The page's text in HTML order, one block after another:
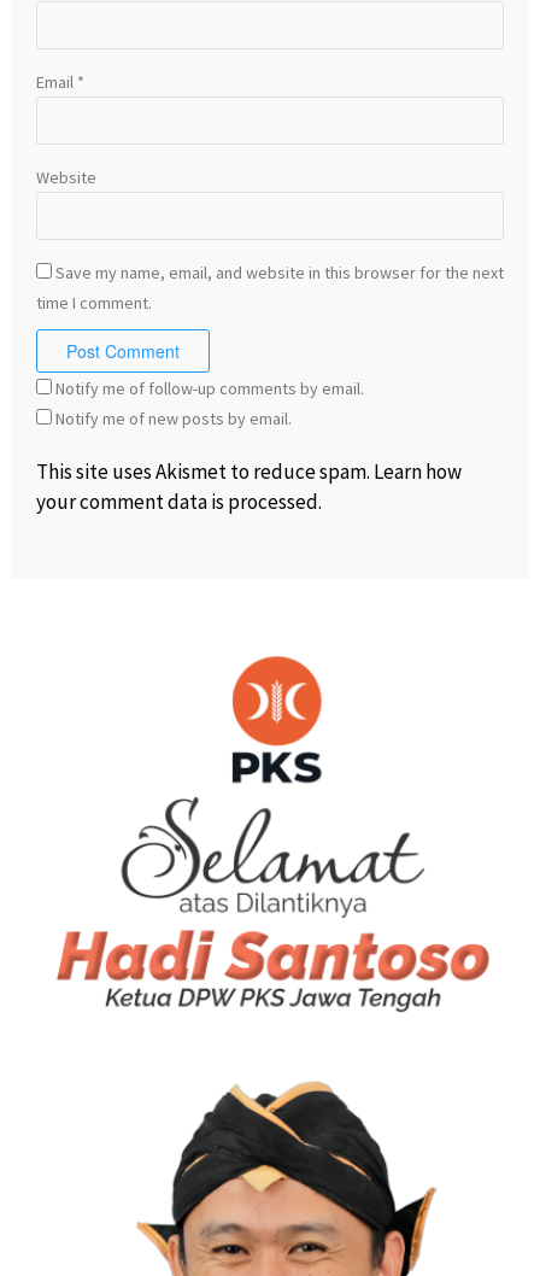
Email *
Website
Save my name, email, and website in this browser for the next
time I comment.
Notify me of follow-up comments by email.
Notify me of new posts by email.
This site uses Akismet to reduce spam. Learn how
your comment data is processed.